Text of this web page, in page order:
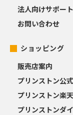
法人向けサポー
お問い合わせ
ショッピング
販売店案内
プリンストン公
プリンストン楽
プリンストンダ